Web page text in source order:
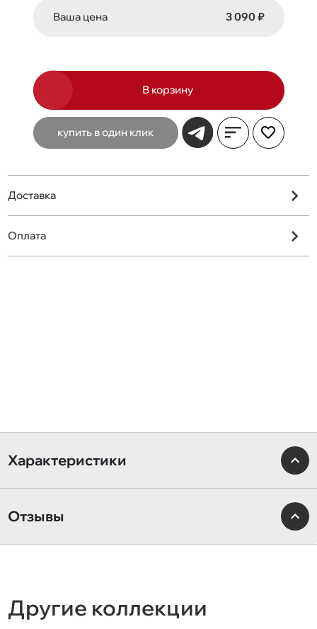
Ваша цена 3 090 ₽
В корзину
купить в один клик
Доставка
Оплата
Характеристики
Отзывы
Другие коллекции